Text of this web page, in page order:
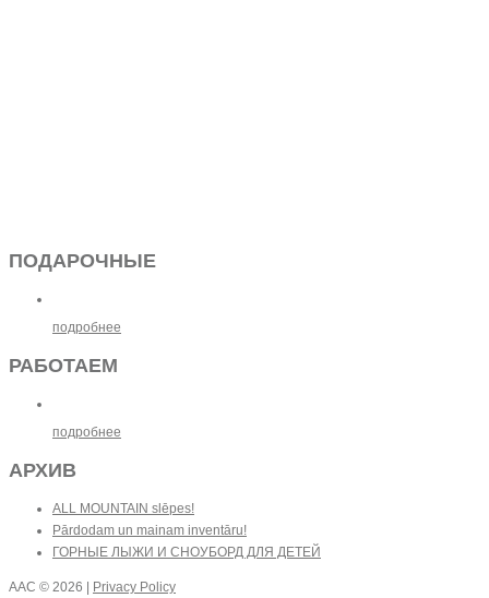
ПОДАРОЧНЫЕ
подробнее
РАБОТАЕМ
подробнее
АРХИВ
ALL MOUNTAIN slēpes!
Pārdodam un mainam inventāru!
ГОРНЫЕ ЛЫЖИ И СНОУБОРД ДЛЯ ДЕТЕЙ
AAC © 2026 | Privacy Policy